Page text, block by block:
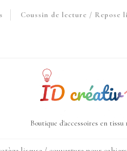
Coussin de lecture / Repose
Boutique d'accessoires en tissu